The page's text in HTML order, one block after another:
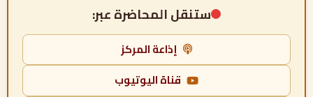
ستنقل المحاضرة عبر:
إذاعة المركز
قناة اليوتيوب